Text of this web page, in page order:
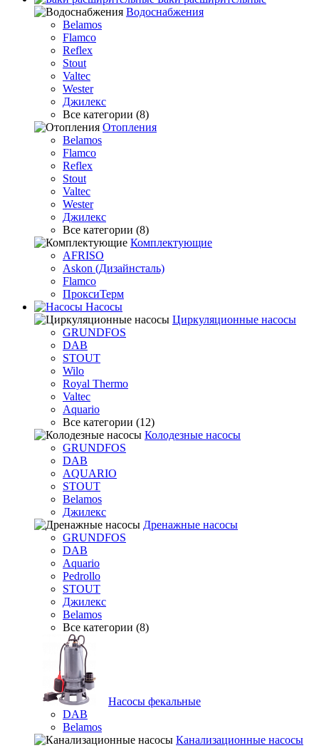
Водоснабжения
Belamos
Flamco
Reflex
Stout
Valtec
Wester
Джилекс
Все категории (8)
Отопления
Belamos
Flamco
Reflex
Stout
Valtec
Wester
Джилекс
Все категории (8)
Комплектующие
AFRISO
Askon (Дизайнсталь)
Flamco
ПроксиТерм
Насосы
Циркуляционные насосы
GRUNDFOS
DAB
STOUT
Wilo
Royal Thermo
Valtec
Aquario
Все категории (12)
Колодезные насосы
GRUNDFOS
DAB
AQUARIO
STOUT
Belamos
Джилекс
Дренажные насосы
GRUNDFOS
DAB
Aquario
Pedrollo
STOUT
Джилекс
Belamos
Все категории (8)
Насосы фекальные
DAB
Belamos
Канализационные насосы